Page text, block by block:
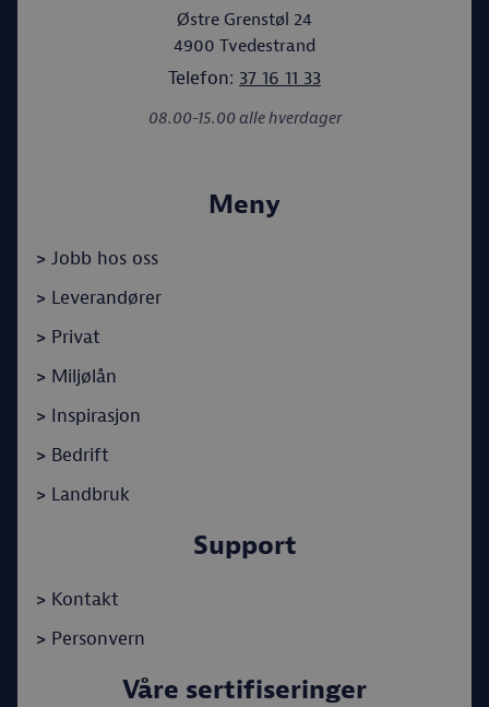
Østre Grenstøl 24
4900 Tvedestrand
Telefon: 37 16 11 33
08.00-15.00 alle hverdager
Meny
> Jobb hos oss
> Leverandører
> Privat
> Miljølån
> Inspirasjon
> Bedrift
> Landbruk
Support
> Kontakt
> Personvern
Våre sertifiseringer